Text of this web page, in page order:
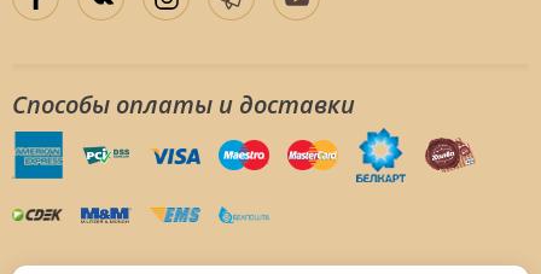
Способы оплаты и доставки